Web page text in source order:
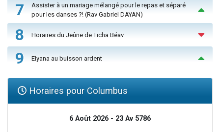
7
Assister à un mariage mélangé pour le repas et séparé
pour les danses ?! (Rav Gabriel DAYAN)
8 Horaires du Jeûne de Ticha Béav
9 Elyana au buisson ardent
Horaires pour Columbus
6 Août 2026 - 23 Av 5786